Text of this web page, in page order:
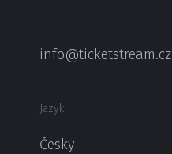
info@ticketstream.cz
Jazyk
Česky